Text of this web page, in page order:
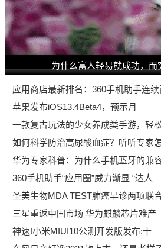
为什么富人轻易就成功，而
应用商店最新排名：360手机助手连
苹果发布iOS13.4Beta4，预示月
一款复古玩法的少女养成类手游，轻
如何科学防治高尿酸血症？听听专家
华为专家科普：为什么手机蓝牙的兼
360手机助手“应用圈”威力渐显 “达人
圣美生物MDA TEST肺癌早诊两项联
三星重返中国市场 华为麒麟芯片难产
神速!小米MIUI10公测开发版发布:十